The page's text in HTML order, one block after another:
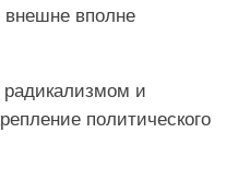
вполне
и
политического